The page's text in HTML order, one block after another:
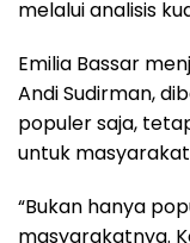
melalui analisis
Emilia Bassar
Andi Sudirman,
populer saja,
untuk
“Bukan hanya
masyarakatnya.